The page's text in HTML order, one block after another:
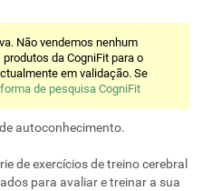
Não vendemos nenhum
da CogniFit para o
em validação. Se
de pesquisa CogniFit
autoconhecimento.
de exercícios de treino cerebral
para avaliar e treinar a sua